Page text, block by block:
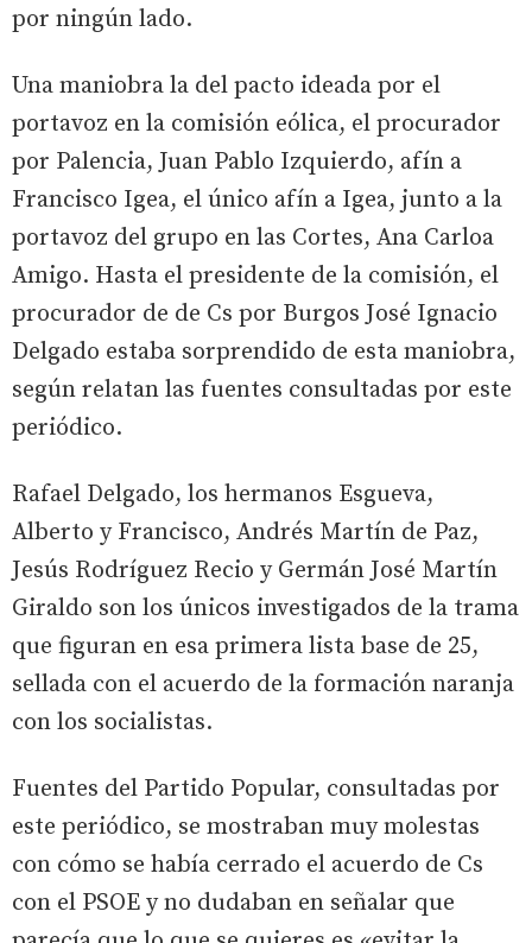
por ningún lado.
Una maniobra la del pacto ideada por el
portavoz en la comisión eólica, el procurador
por Palencia, Juan Pablo Izquierdo, afín a
Francisco Igea, el único afín a Igea, junto a la
portavoz del grupo en las Cortes, Ana Carloa
Amigo. Hasta el presidente de la comisión, el
procurador de de Cs por Burgos José Ignacio
Delgado estaba sorprendido de esta maniobra,
según relatan las fuentes consultadas por este
periódico.
Rafael Delgado, los hermanos Esgueva,
Alberto y Francisco, Andrés Martín de Paz,
Jesús Rodríguez Recio y Germán José Martín
Giraldo son los únicos investigados de la trama
que figuran en esa primera lista base de 25,
sellada con el acuerdo de la formación naranja
con los socialistas.
Fuentes del Partido Popular, consultadas por
este periódico, se mostraban muy molestas
con cómo se había cerrado el acuerdo de Cs
con el PSOE y no dudaban en señalar que